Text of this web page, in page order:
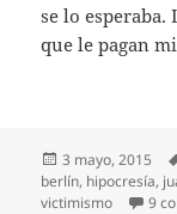
se lo esperaba.
que le pagan
Publicado
el
3 mayo, 2015
berlín, hipocresía,
victimismo
9